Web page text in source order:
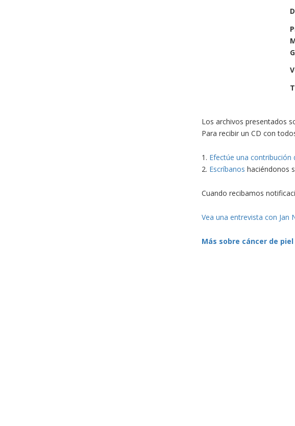
Los archivos presentados
Para recibir un CD con
1. Efectúe una contribución
2. Escríbanos haciéndonos
Cuando recibamos
Vea una entrevista con Jan
Más sobre cáncer de piel